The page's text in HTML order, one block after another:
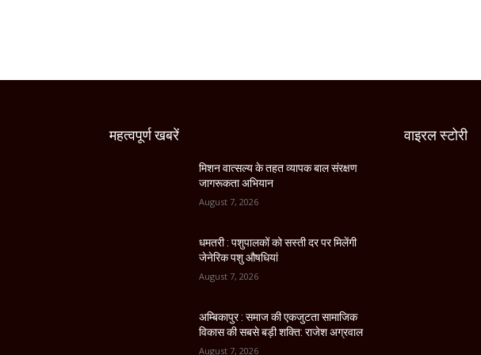
महत्वपूर्ण खबरें
मिशन वात्सल्य के तहत व्यापक बाल संरक्षण
जागरूकता अभियान
August 7, 2026
धमतरी : पशुपालकों को सस्ती दर पर मिलेंगी
जेनेरिक पशु औषधियां
August 7, 2026
अम्बिकापुर : समाज की एकजुटता सामाजिक
विकास की सबसे बड़ी शक्ति: राजेश अग्रवाल
August 7, 2026
वाइरल स्टोरी